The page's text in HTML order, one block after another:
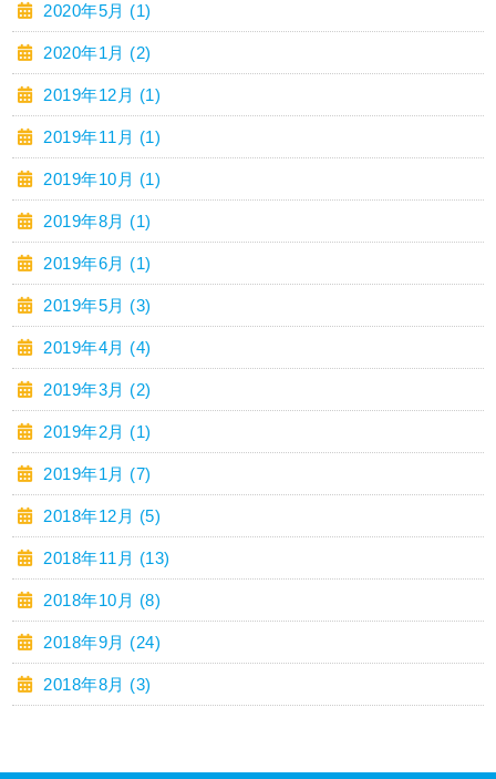
2020年5月 (1)
2020年1月 (2)
2019年12月 (1)
2019年11月 (1)
2019年10月 (1)
2019年8月 (1)
2019年6月 (1)
2019年5月 (3)
2019年4月 (4)
2019年3月 (2)
2019年2月 (1)
2019年1月 (7)
2018年12月 (5)
2018年11月 (13)
2018年10月 (8)
2018年9月 (24)
2018年8月 (3)